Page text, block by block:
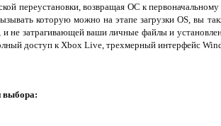
переустановки, возвращая ОС к
которую можно на этапе загрузки OS, вы
не затрагивающей ваши личные файлы и
доступ к Xbox Live, трехмерный интерфейс
выбора: